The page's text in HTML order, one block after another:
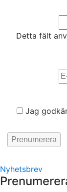
Detta fält
Jag
Nyhetsbrev